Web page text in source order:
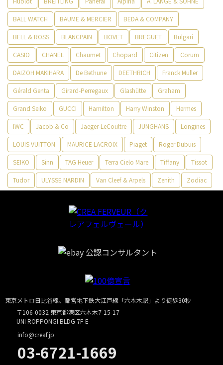
BALL WATCH BAUME & MERCIER BEDA & COMPANY
BELL & ROSS BLANCPAIN BOVET BREGUET Bulgari
CASIO CHANEL Chaumet Chopard Citizen Corum
DAIZOH MAKIHARA De Bethune DEETHRICH Franck Muller
Gérald Genta Girard-Perregaux Glashütte Graham
Grand Seiko GUCCI Hamilton Harry Winston Hermes
IWC Jacob & Co Jaeger-LeCoultre JUNGHANS Longines
LOUIS VUITTON MAURICE LACROIX Piaget Roger Dubuis
SEIKO Sinn TAG Heuer Terra Cielo Mare Tiffany Tissot
Tudor ULYSSE NARDIN Van Cleef & Arpels Zenith Zodiac
東京メトロ日比谷線、都営地下鉄大江戸線「六本木駅」より徒歩30秒
〒106-0032 東京都港区六本木7-15-17
UNI ROPPONGI BLDG 7F-E
info@creaf.jp
03-6721-1669